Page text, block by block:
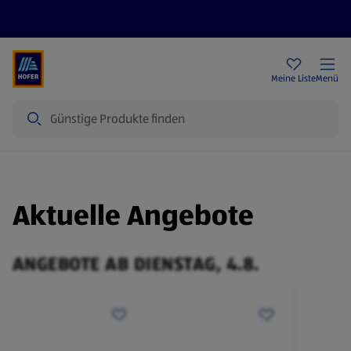
Meine ListeMenü
Aktuelle Angebote
ANGEBOTE AB DIENSTAG, 4.8.